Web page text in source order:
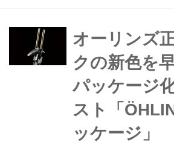
内蔵させて、前後同
術。前後サスに直接
など、ショーワの
オーリンズ
クの新色を
パッケージ
スト「
ッケージ」